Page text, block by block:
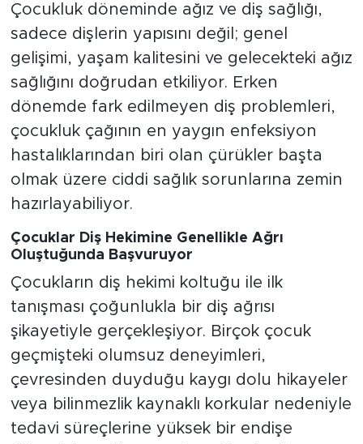
Çocukluk döneminde ağız ve diş sağlığı,
sadece dişlerin yapısını değil; genel
gelişimi, yaşam kalitesini ve gelecekteki ağız
sağlığını doğrudan etkiliyor. Erken
dönemde fark edilmeyen diş problemleri,
çocukluk çağının en yaygın enfeksiyon
hastalıklarından biri olan çürükler başta
olmak üzere ciddi sağlık sorunlarına zemin
hazırlayabiliyor.
Çocuklar Diş Hekimine Genellikle Ağrı
Oluştuğunda Başvuruyor
Çocukların diş hekimi koltuğu ile ilk
tanışması çoğunlukla bir diş ağrısı
şikayetiyle gerçekleşiyor. Birçok çocuk
geçmişteki olumsuz deneyimleri,
çevresinden duyduğu kaygı dolu hikayeler
veya bilinmezlik kaynaklı korkular nedeniyle
tedavi süreçlerine yüksek bir endişe